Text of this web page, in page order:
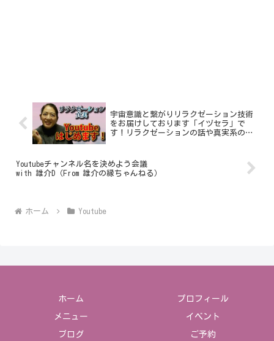
宇宙意識と繋がりリラクゼーション技術
をお届けしております「イヅセラ」で
す！リラクゼーションの話や真実系の話
Youtubeチャンネル名を決めよう会議
with 雄介D（From 雄介の縁ちゃんねる）
ホーム Youtube
ホーム プロフィール
メニュー イベント
ブログ ご予約